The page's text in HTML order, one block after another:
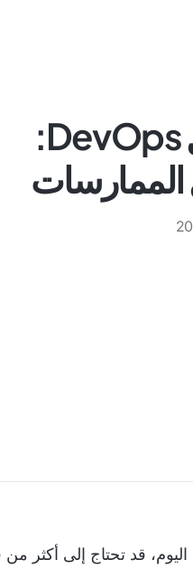
اعتماد سير عمل DevOps:
اليوم، قد تحتاج إلى أكثر